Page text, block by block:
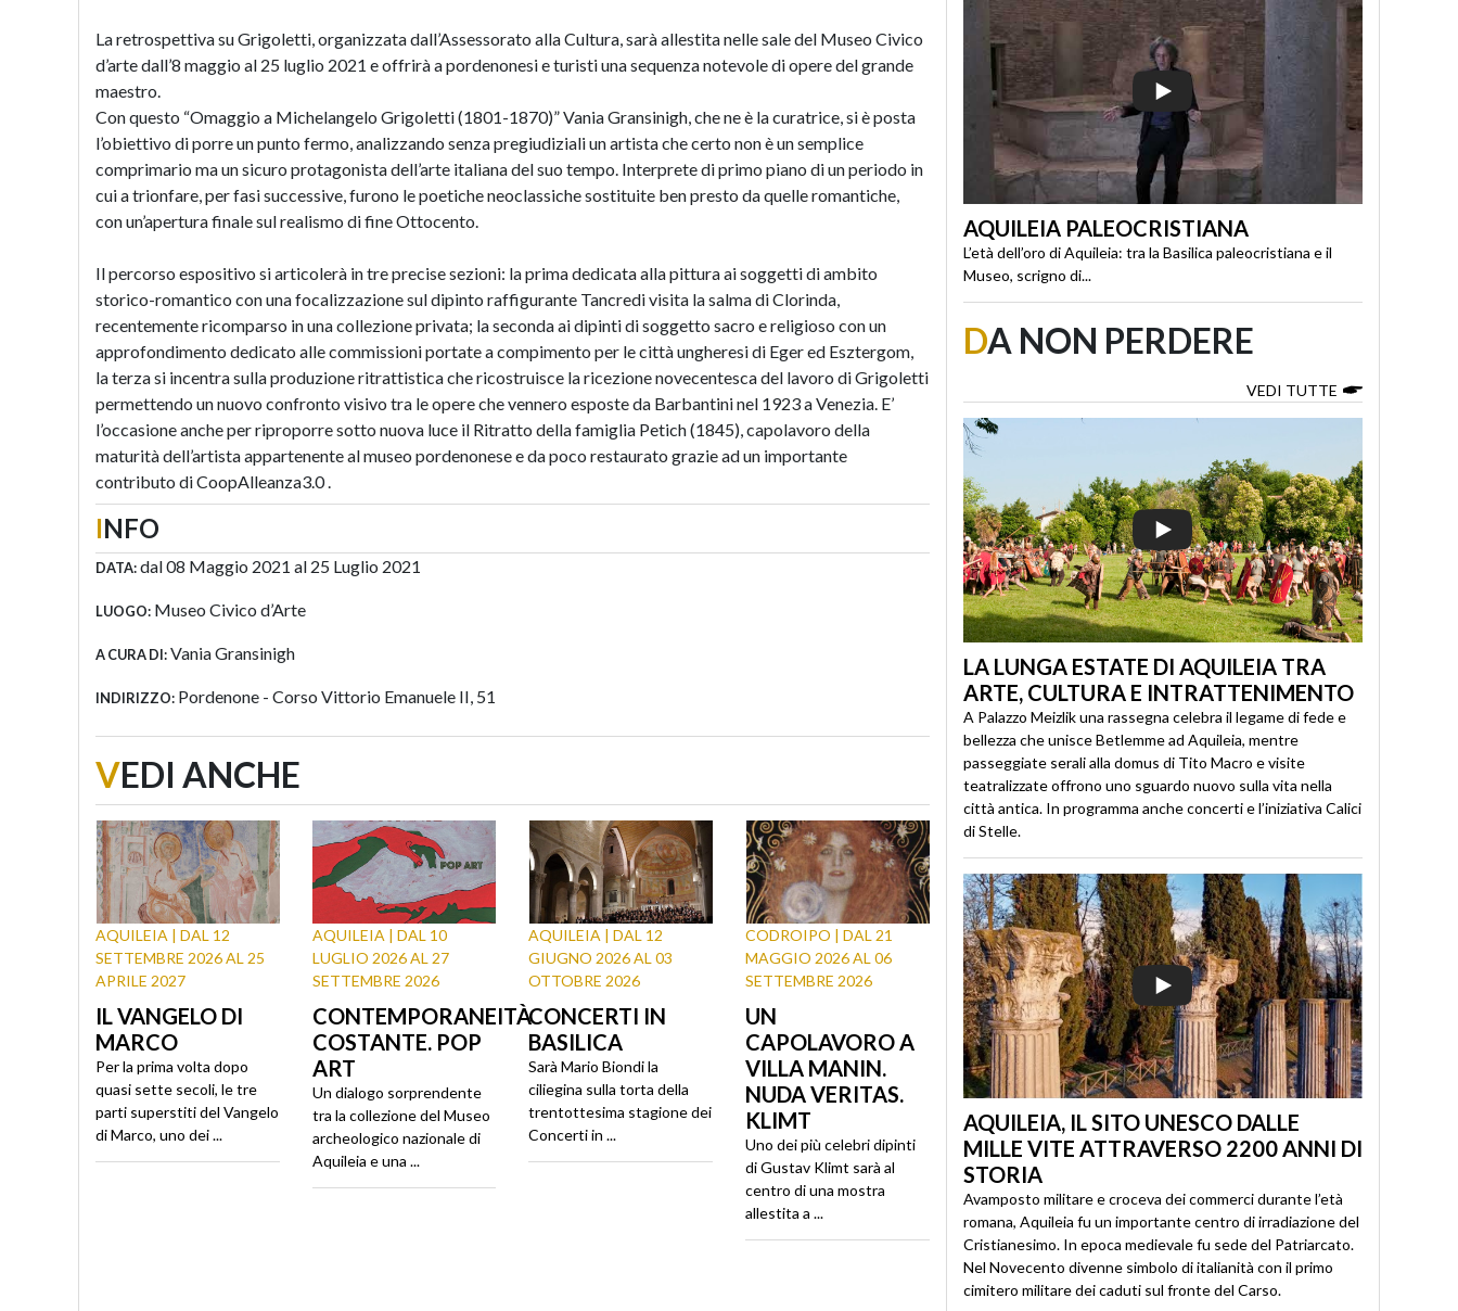
La retrospettiva su Grigoletti, organizzata dall’Assessorato alla Cultura, sarà allestita nelle sale del Museo Civico
d’arte dall’8 maggio al 25 luglio 2021 e offrirà a pordenonesi e turisti una sequenza notevole di opere del grande
maestro.
Con questo “Omaggio a Michelangelo Grigoletti (1801-1870)” Vania Gransinigh, che ne è la curatrice, si è posta
l’obiettivo di porre un punto fermo, analizzando senza pregiudiziali un artista che certo non è un semplice
comprimario ma un sicuro protagonista dell’arte italiana del suo tempo. Interprete di primo piano di un periodo in
cui a trionfare, per fasi successive, furono le poetiche neoclassiche sostituite ben presto da quelle romantiche,
con un’apertura finale sul realismo di fine Ottocento.
Il percorso espositivo si articolerà in tre precise sezioni: la prima dedicata alla pittura ai soggetti di ambito
storico-romantico con una focalizzazione sul dipinto raffigurante Tancredi visita la salma di Clorinda,
recentemente ricomparso in una collezione privata; la seconda ai dipinti di soggetto sacro e religioso con un
approfondimento dedicato alle commissioni portate a compimento per le città ungheresi di Eger ed Esztergom,
la terza si incentra sulla produzione ritrattistica che ricostruisce la ricezione novecentesca del lavoro di Grigoletti
permettendo un nuovo confronto visivo tra le opere che vennero esposte da Barbantini nel 1923 a Venezia. E’
l’occasione anche per riproporre sotto nuova luce il Ritratto della famiglia Petich (1845), capolavoro della
maturità dell’artista appartenente al museo pordenonese e da poco restaurato grazie ad un importante
contributo di CoopAlleanza3.0 .
INFO
DATA:dal 08 Maggio 2021 al 25 Luglio 2021
LUOGO: Museo Civico d’Arte
A CURA DI:Vania Gransinigh
INDIRIZZO: Pordenone - Corso Vittorio Emanuele II, 51
VEDI ANCHE
AQUILEIA | DAL 12
SETTEMBRE 2026 AL 25
APRILE 2027
IL VANGELO DI
MARCO
Per la prima volta dopo
quasi sette secoli, le tre
parti superstiti del Vangelo
di Marco, uno dei ...
AQUILEIA | DAL 10
LUGLIO 2026 AL 27
SETTEMBRE 2026
CONTEMPORANEITÀ
COSTANTE. POP
ART
Un dialogo sorprendente
tra la collezione del Museo
archeologico nazionale di
Aquileia e una ...
AQUILEIA | DAL 12
GIUGNO 2026 AL 03
OTTOBRE 2026
CONCERTI IN
BASILICA
Sarà Mario Biondi la
ciliegina sulla torta della
trentottesima stagione dei
Concerti in ...
CODROIPO | DAL 21
MAGGIO 2026 AL 06
SETTEMBRE 2026
UN
CAPOLAVORO A
VILLA MANIN.
NUDA VERITAS.
KLIMT
Uno dei più celebri dipinti
di Gustav Klimt sarà al
centro di una mostra
allestita a ...
AQUILEIA PALEOCRISTIANA
L’età dell’oro di Aquileia: tra la Basilica paleocristiana e il
Museo, scrigno di...
DA NON PERDERE
VEDI TUTTE
LA LUNGA ESTATE DI AQUILEIA TRA
ARTE, CULTURA E INTRATTENIMENTO
A Palazzo Meizlik una rassegna celebra il legame di fede e
bellezza che unisce Betlemme ad Aquileia, mentre
passeggiate serali alla domus di Tito Macro e visite
teatralizzate offrono uno sguardo nuovo sulla vita nella
città antica. In programma anche concerti e l’iniziativa Calici
di Stelle.
AQUILEIA, IL SITO UNESCO DALLE
MILLE VITE ATTRAVERSO 2200 ANNI DI
STORIA
Avamposto militare e croceva dei commerci durante l’età
romana, Aquileia fu un importante centro di irradiazione del
Cristianesimo. In epoca medievale fu sede del Patriarcato.
Nel Novecento divenne simbolo di italianità con il primo
cimitero militare dei caduti sul fronte del Carso.